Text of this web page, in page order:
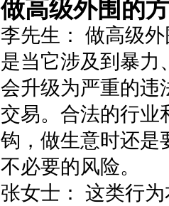
做高级外围的
李先生：
做高级
是当它涉及到暴力
会升级为严重的违
交易。合法的行业
钩，做生意时还是
不必要的风险。
张女士：
这类行